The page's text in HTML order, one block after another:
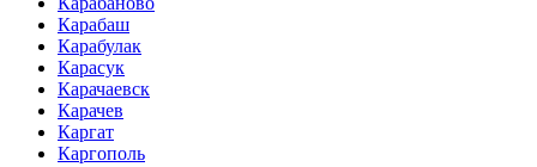
Карабаш
Карабулак
Карасук
Карачаевск
Карачев
Каргат
Каргополь